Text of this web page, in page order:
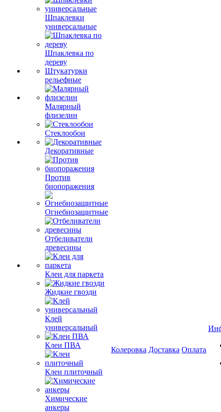
Шпаклевки
универсальные
Шпаклевка по
дереву
Штукатурки
рельефные
Малярный
флизелин
Стеклообои
Декоративные
Против
биопоражения
Огнебиозащитные
Отбеливатели
древесины
Клеи для паркета
Жидкие гвозди
Клей
универсальный
Клеи ПВА
Клеи плиточный
Химические
анкеры
Колеровка Доставка Оплата